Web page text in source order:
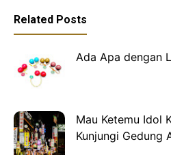
Related Posts
Ada Apa dengan
Mau Ketemu Idol
Kunjungi Gedung